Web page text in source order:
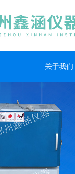
关于我们